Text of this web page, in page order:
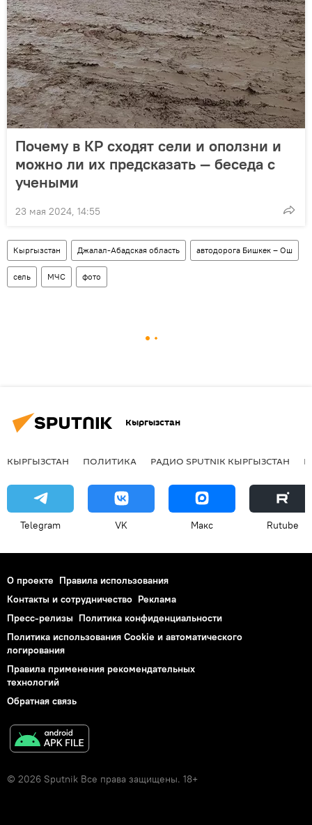
Почему в КР сходят сели и оползни и
можно ли их предсказать — беседа с
учеными
23 мая 2024, 14:55
Кыргызстан Джалал-Абадская область автодорога Бишкек – Ош
сель МЧС фото
Кыргызстан
КЫРГЫЗСТАН ПОЛИТИКА РАДИО SPUTNIK КЫРГЫЗСТАН
Telegram VK Макс Rutube
О проекте Правила использования
Контакты и сотрудничество Реклама
Пресс-релизы Политика конфиденциальности
Политика использования Cookie и автоматического
логирования
Правила применения рекомендательных
технологий
Обратная связь
© 2026 Sputnik Все права защищены. 18+